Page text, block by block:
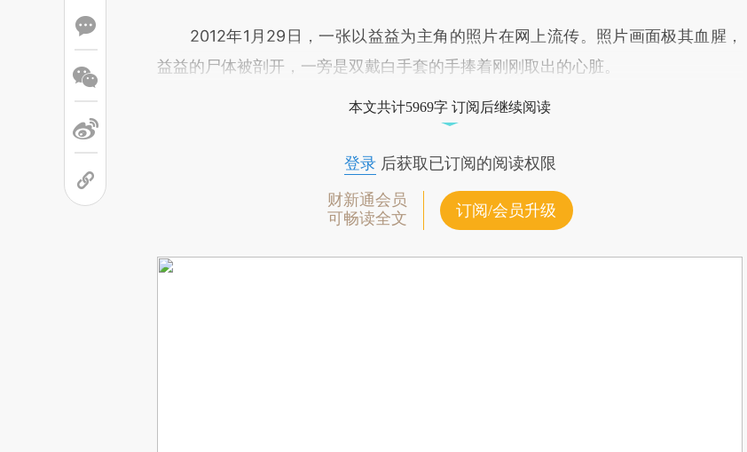
2012年1月29日，一张以益益为主角的照片在网上流传。照片画面极其血腥，
益益的尸体被剖开，一旁是双戴白手套的手捧着刚刚取出的心脏。
本文共计5969字 订阅后继续阅读
登录后获取已订阅的阅读权限
财新通会员
可畅读全文
订阅/会员升级